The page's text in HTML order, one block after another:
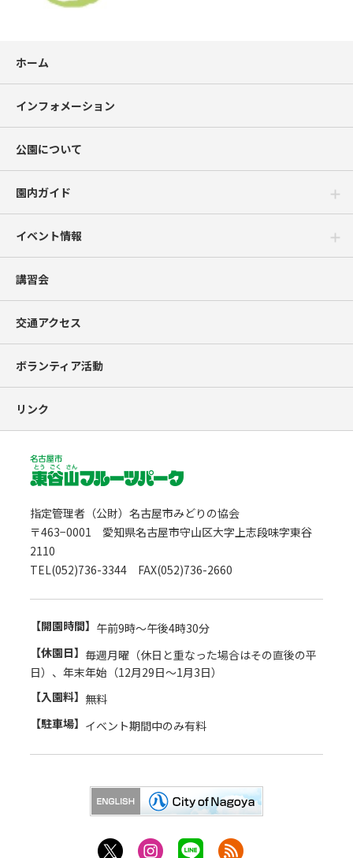
ホーム
インフォメーション
公園について
園内ガイド
イベント情報
講習会
交通アクセス
ボランティア活動
リンク
指定管理者（公財）名古屋市みどりの協会
〒463−0001 愛知県名古屋市守山区大字上志段味字東谷
2110
TEL(052)736-3344 FAX(052)736-2660
【開園時間】 午前9時～午後4時30分
【休園日】 毎週月曜（休日と重なった場合はその直後の平
日）、年末年始（12月29日～1月3日）
【入園料】 無料
【駐車場】 イベント期間中のみ有料